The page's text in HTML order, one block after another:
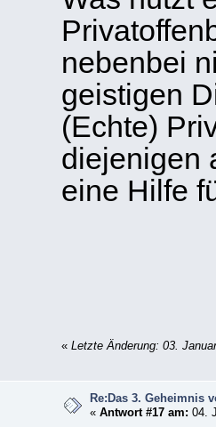
nebenbei
geistigen
(Echte)
diejenigen
eine Hilfe
« Letzte Änderung: 03.
Re:Das 3. Geheimnis
«Antwort #17 am: 04.